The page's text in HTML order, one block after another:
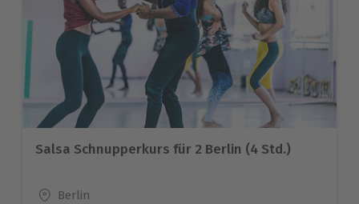
Salsa Schnupperkurs für 2 Berlin (4 Std.)
Standort
Berlin